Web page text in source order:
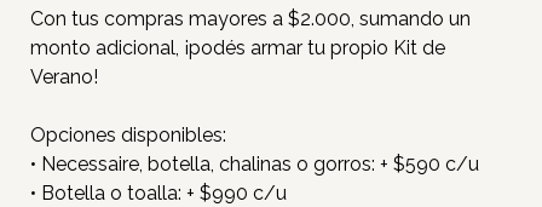
Con tus compras mayores a $2.000, sumando un
monto adicional, ¡podés armar tu propio Kit de
Verano!
Opciones disponibles:
• Necessaire, botella, chalinas o gorros: + $590 c/u
• Botella o toalla: + $990 c/u